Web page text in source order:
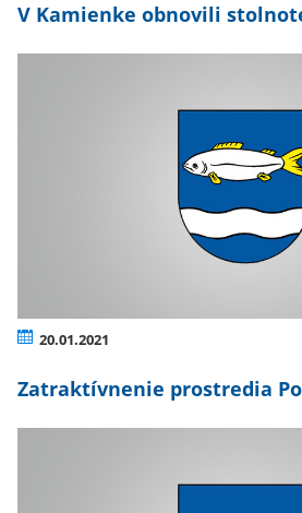
V Kamienke obnovili
20.01.2021
Zatraktívnenie prostredia